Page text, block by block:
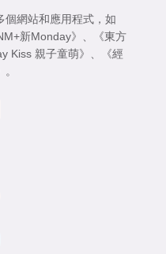
個網站和應用程式，如
新Monday》
《東方
Kiss 親子童萌》
《經
。